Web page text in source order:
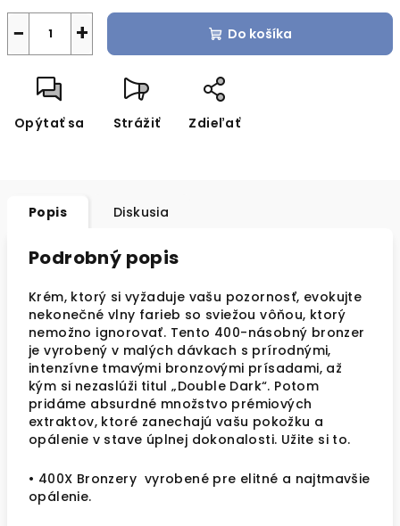
+
− Do košíka
Opýtať sa Strážiť Zdieľať
Popis Diskusia
Podrobný popis
Krém, ktorý si vyžaduje vašu pozornosť, evokujte
nekonečné vlny farieb so sviežou vôňou, ktorý
nemožno ignorovať. Tento 400-násobný bronzer
je vyrobený v malých dávkach s prírodnými,
intenzívne tmavými bronzovými prísadami, až
kým si nezaslúži titul „Double Dark“. Potom
pridáme absurdné množstvo prémiových
extraktov, ktoré zanechajú vašu pokožku a
opálenie v stave úplnej dokonalosti. Užite si to.
• 400X Bronzery vyrobené pre elitné a najtmavšie
opálenie.